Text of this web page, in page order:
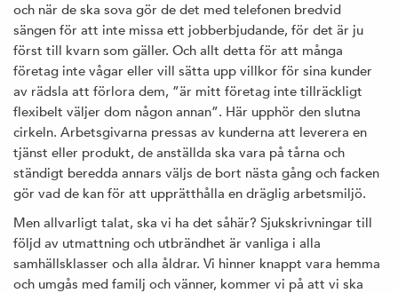
och när de ska sova gör de det med telefonen bredvid
sängen för att inte missa ett jobberbjudande, för det är ju
först till kvarn som gäller. Och allt detta för att många
företag inte vågar eller vill sätta upp villkor för sina kunder
av rädsla att förlora dem, ”är mitt företag inte tillräckligt
flexibelt väljer dom någon annan”. Här upphör den slutna
cirkeln. Arbetsgivarna pressas av kunderna att leverera en
tjänst eller produkt, de anställda ska vara på tårna och
ständigt beredda annars väljs de bort nästa gång och facken
gör vad de kan för att upprätthålla en dräglig arbetsmiljö.
Men allvarligt talat, ska vi ha det såhär? Sjukskrivningar till
följd av utmattning och utbrändhet är vanliga i alla
samhällsklasser och alla åldrar. Vi hinner knappt vara hemma
och umgås med familj och vänner, kommer vi på att vi ska